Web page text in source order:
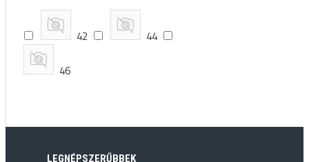
42 44
46
LEGNÉPSZERŰBBEK